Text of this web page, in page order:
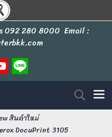
092 280 8000 Email :
สินค้าใหม่
DocuPrint 3105